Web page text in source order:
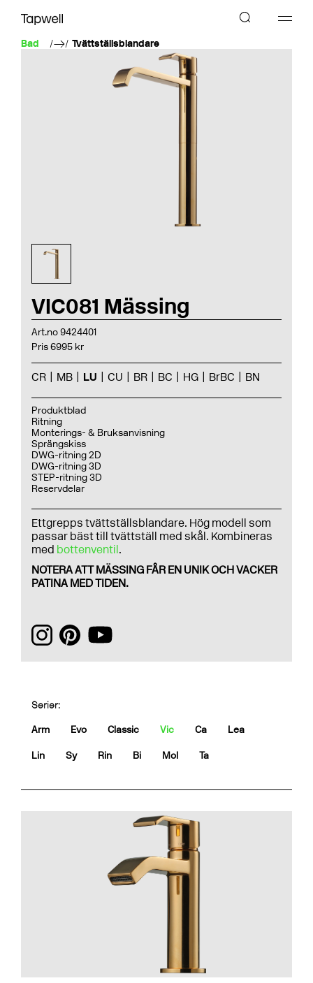
Bad Tvättställsblandare
VIC081 Mässing
Art.no 9424401
Pris 6995 kr
CR MB LU CU BR BC HG BrBC BN
Produktblad
Ritning
Monterings- & Bruksanvisning
Sprängskiss
DWG-ritning 2D
DWG-ritning 3D
STEP-ritning 3D
Reservdelar
Ettgrepps tvättställsblandare. Hög modell som
passar bäst till tvättställ med skål. Kombineras
med bottenventil.
NOTERA ATT MÄSSING FÅR EN UNIK OCH VACKER
PATINA MED TIDEN.
Serier:
Arm Evo Classic Vic Ca Lea
Lin Sy Rin Bi Mol Ta